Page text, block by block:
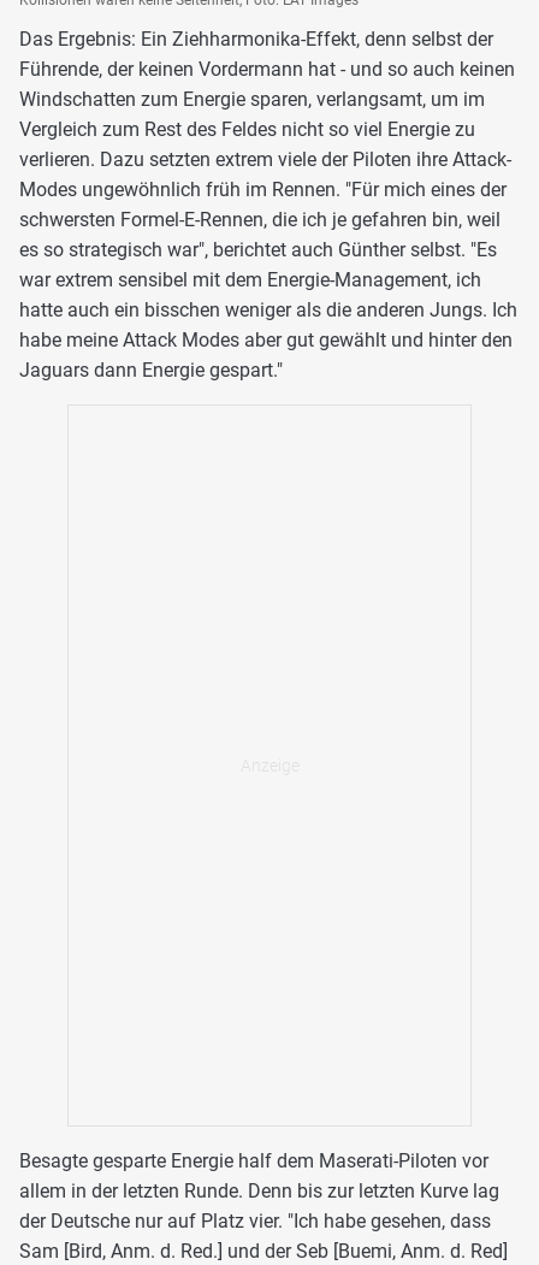
Das Ergebnis: Ein Ziehharmonika-Effekt, denn selbst der
Führende, der keinen Vordermann hat - und so auch keinen
Windschatten zum Energie sparen, verlangsamt, um im
Vergleich zum Rest des Feldes nicht so viel Energie zu
verlieren. Dazu setzten extrem viele der Piloten ihre Attack-
Modes ungewöhnlich früh im Rennen. "Für mich eines der
schwersten Formel-E-Rennen, die ich je gefahren bin, weil
es so strategisch war", berichtet auch Günther selbst. "Es
war extrem sensibel mit dem Energie-Management, ich
hatte auch ein bisschen weniger als die anderen Jungs. Ich
habe meine Attack Modes aber gut gewählt und hinter den
Jaguars dann Energie gespart."
Besagte gesparte Energie half dem Maserati-Piloten vor
allem in der letzten Runde. Denn bis zur letzten Kurve lag
der Deutsche nur auf Platz vier. "Ich habe gesehen, dass
Sam [Bird, Anm. d. Red.] und der Seb [Buemi, Anm. d. Red]